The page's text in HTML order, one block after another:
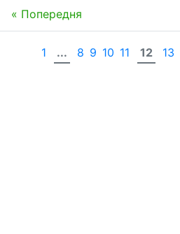
« Попередня
1 ... 8 9 10 11 12 13